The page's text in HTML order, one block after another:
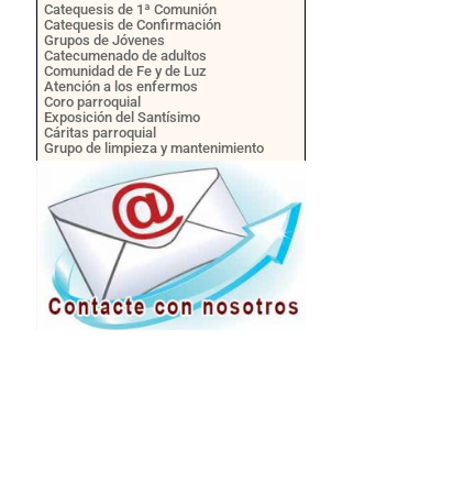
Catequesis de 1ª Comunión
Catequesis de Confirmación
Grupos de Jóvenes
Catecumenado de adultos
Comunidad de Fe y de Luz
Atención a los enfermos
Coro parroquial
Exposición del Santísimo
Cáritas parroquial
Grupo de limpieza y mantenimiento